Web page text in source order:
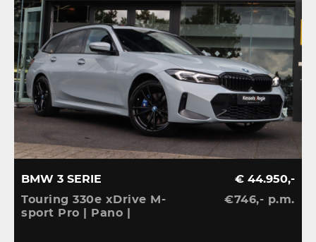
BMW 3 SERIE
Touring 330e xDrive M-
sport Pro | Pano |
€ 44.950,-
€746,- p.m.